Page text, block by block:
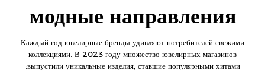
модные направления
Каждый год ювелирные бренды удивляют потребителей свежими
коллекциями. В 2023 году множество ювелирных магазинов
выпустили уникальные изделия, ставшие популярными хитами: